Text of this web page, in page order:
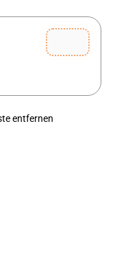
entfernen